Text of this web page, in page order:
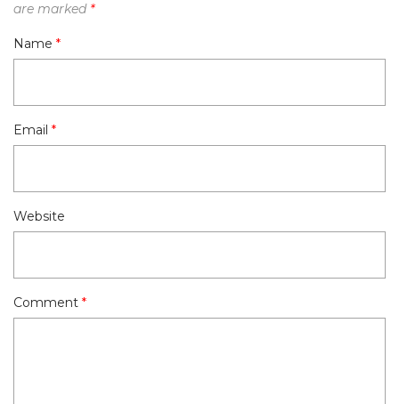
are marked *
Name *
Email *
Website
Comment *